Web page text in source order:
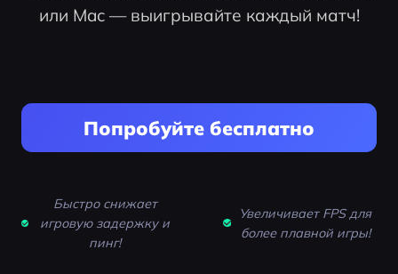
или Mac — выигрывайте каждый матч!
Попробуйте бесплатно
Быстро снижает
игровую задержку и
пинг!
Увеличивает FPS для
более плавной игры!